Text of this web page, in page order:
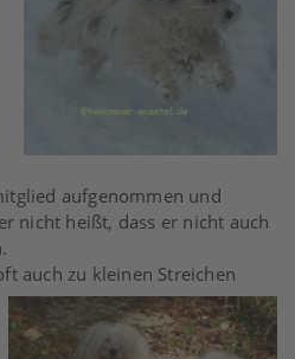
aufgenommen und
nicht heißt, dass er nicht auch
auch zu kleinen Streichen